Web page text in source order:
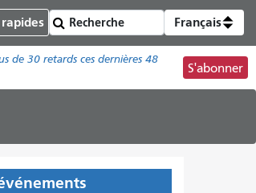
Français
de 30 retards ces dernières 48
S'abonner